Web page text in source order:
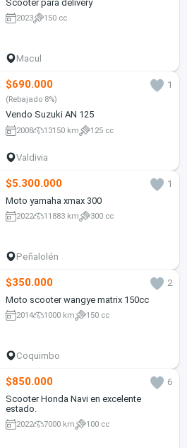
Scooter para delivery
2023 150 cc
Macul
$690.000 1
(Rebajado 8%)
Vendo Suzuki AN 125
2008 13150 km 125 cc
Valdivia
$5.300.000
1
Moto yamaha xmax 300
2022 11883 km 300 cc
Peñalolén
$350.000
2
Moto scooter wangye matrix 150cc
2014 1000 km 150 cc
Coquimbo
$850.000
6
Scooter Honda Navi en excelente
estado.
2022 7000 km 100 cc